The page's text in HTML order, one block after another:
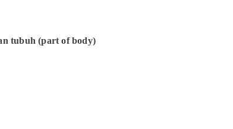
tubuh (part of body)